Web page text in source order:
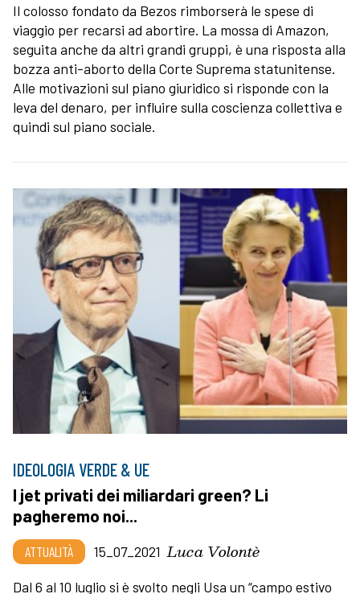
Il colosso fondato da Bezos rimborserà le spese di
viaggio per recarsi ad abortire. La mossa di Amazon,
seguita anche da altri grandi gruppi, è una risposta alla
bozza anti-aborto della Corte Suprema statunitense.
Alle motivazioni sul piano giuridico si risponde con la
leva del denaro, per influire sulla coscienza collettiva e
quindi sul piano sociale.
IDEOLOGIA VERDE & UE
I jet privati dei miliardari green? Li
pagheremo noi...
ATTUALITÀ 15_07_2021 Luca Volontè
Dal 6 al 10 luglio si è svolto negli Usa un “campo estivo